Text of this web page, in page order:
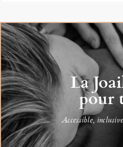
La
pour
Accessible,